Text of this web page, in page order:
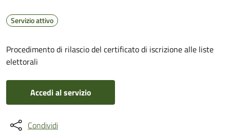
Servizio attivo
Procedimento di rilascio del certificato di iscrizione alle liste
elettorali
Accedi al servizio
Condividi